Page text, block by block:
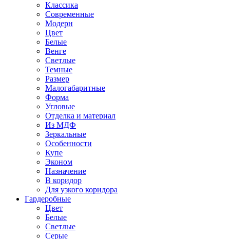
Классика
Современные
Модерн
Цвет
Белые
Венге
Светлые
Темные
Размер
Малогабаритные
Форма
Угловые
Отделка и материал
Из МДФ
Зеркальные
Особенности
Купе
Эконом
Назначение
В коридор
Для узкого коридора
Гардеробные
Цвет
Белые
Светлые
Серые